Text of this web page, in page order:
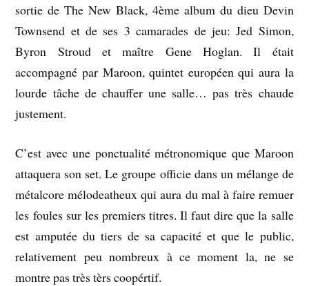
sortie de The New Black, 4ème album du dieu Devin
Townsend et de ses 3 camarades de jeu: Jed Simon,
Byron Stroud et maître Gene Hoglan. Il était
accompagné par Maroon, quintet européen qui aura la
lourde tâche de chauffer une salle… pas très chaude
justement.
C’est avec une ponctualité métronomique que Maroon
attaquera son set. Le groupe officie dans un mélange de
métalcore mélodeatheux qui aura du mal à faire remuer
les foules sur les premiers titres. Il faut dire que la salle
est amputée du tiers de sa capacité et que le public,
relativement peu nombreux à ce moment la, ne se
montre pas très tèrs coopértif.